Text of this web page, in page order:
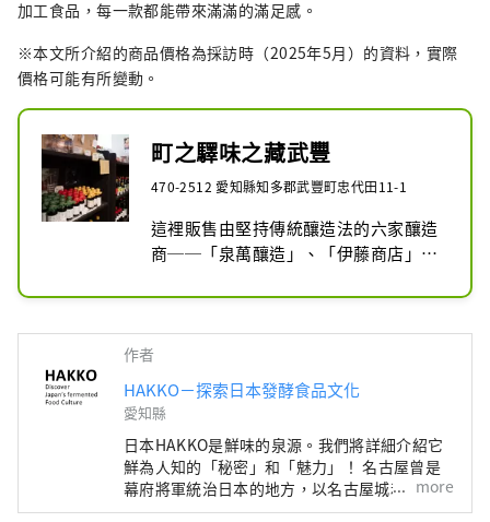
加工食品，每一款都能帶來滿滿的滿足感。
※本文所介紹的商品價格為採訪時（2025年5月）的資料，實際
價格可能有所變動。
町之驛味之藏武豐
470-2512 愛知縣知多郡武豐町忠代田11-1
這裡販售由堅持傳統釀造法的六家釀造
商──「泉萬釀造」、「伊藤商店」、
釀造」、「南藏商店」所製作、以味噌
與tamari酱油為主的各式商品。
在漫步味噌釀造之町、親身感受當地釀
造歷史之後，不妨選擇這些蘊含歷史風
味的商品作為伴手禮帶回家。
果、稻米，以及傳統和菓子、自創甜點
與麵包等豐富的在地與季節風味商品。
在美食區，您可以享用以武豐町味噌與
作者
HAKKO－探索日本發酵食品文化
愛知縣
日本HAKKO是鮮味的泉源。我們將詳細介紹它
鮮為人知的「秘密」和「魅力」！ 名古屋曾是
幕府將軍統治日本的地方，以名古屋城和吉卜力
公園而聞名，但它實際上是美食文化的寶庫，孕
more